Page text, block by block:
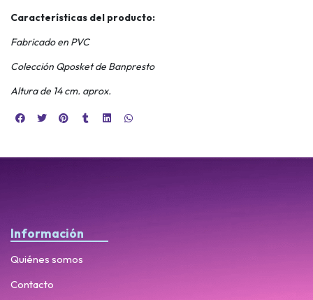
Características del producto:
Fabricado en PVC
Colección Qposket de Banpresto
Altura de 14 cm. aprox.
Información
Quiénes somos
Contacto